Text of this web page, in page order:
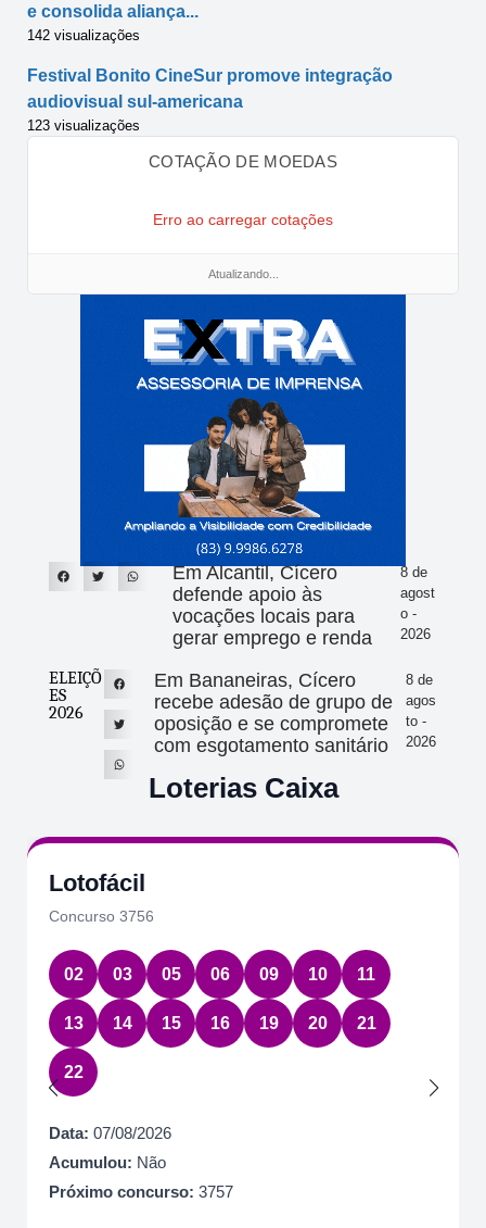
e consolida aliança...
142 visualizações
Festival Bonito CineSur promove integração
audiovisual sul-americana
123 visualizações
COTAÇÃO DE MOEDAS
Erro ao carregar cotações
Atualizando...
Em Alcantil, Cícero
defende apoio às
vocações locais para
gerar emprego e renda
8 de
agost
o -
2026
ELEIÇÕ
ES
2026
Em Bananeiras, Cícero
recebe adesão de grupo de
oposição e se compromete
com esgotamento sanitário
8 de
agos
to -
2026
Loterias Caixa
Lotofácil
Concurso 3756
02 03 05 06 09 10 11
13 14 15 16 19 20 21
22
Data: 07/08/2026
Acumulou: Não
Próximo concurso: 3757